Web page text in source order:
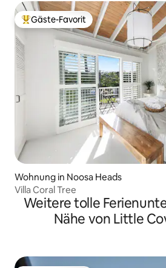
Beliebter Gäste-Favorit.
Gäste-Favorit
Wohnung in Noosa Heads
Villa Coral Tree
Weitere tolle
Nähe von Little